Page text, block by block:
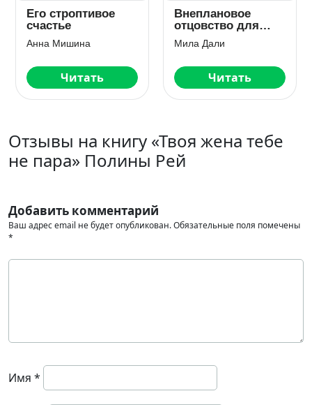
Его строптивое
счастье
Анна Мишина
Читать
Внеплановое
отцовство для
двоих
Мила Дали
Читать
Отзывы на книгу «Твоя жена тебе
не пара» Полины Рей
Добавить комментарий
Ваш адрес email не будет опубликован.Обязательные поля помечены
*
Имя *